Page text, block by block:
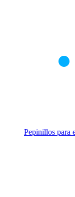
Pepinillos para